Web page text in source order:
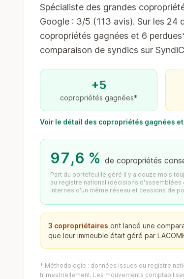
Spécialiste des grandes
Google : 3/5 (113 avis). Sur les 24
copropriétés gagnées et 6
comparaison de syndics sur
+5
copropriétés gagnées*
Voir le détail des copropriétés gagnées et
97,6 % de copropriétés
Part du portefeuille géré il y a douze mois
au registre national (décisions
internes d'un même réseau et cessions de
3 copropriétaires ont lancé une
que leur immeuble était géré par
* Méthodologie : données issues du registre
trimestriellement. Les mouvements